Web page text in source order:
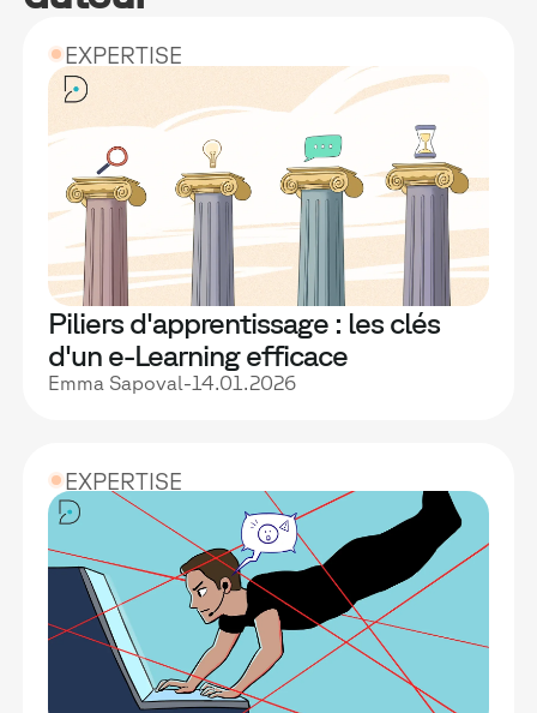
EXPERTISE
Piliers d'apprentissage : les clés
d'un e-Learning efficace
Emma Sapoval-14.01.2026
EXPERTISE